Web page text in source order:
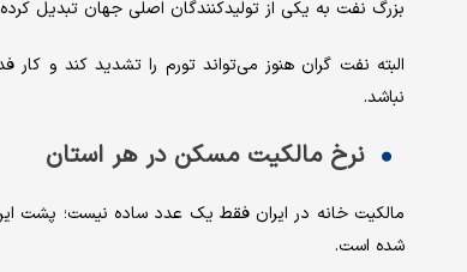
بزرگ نفت به یکی از تولیدکنندگان اصلی جهان تبدیل
نباشد.
نرخ مالکیت مسکن در هر استان
مالکیت خانه در ایران فقط یک عدد ساده نیست؛ پشت
شده است.